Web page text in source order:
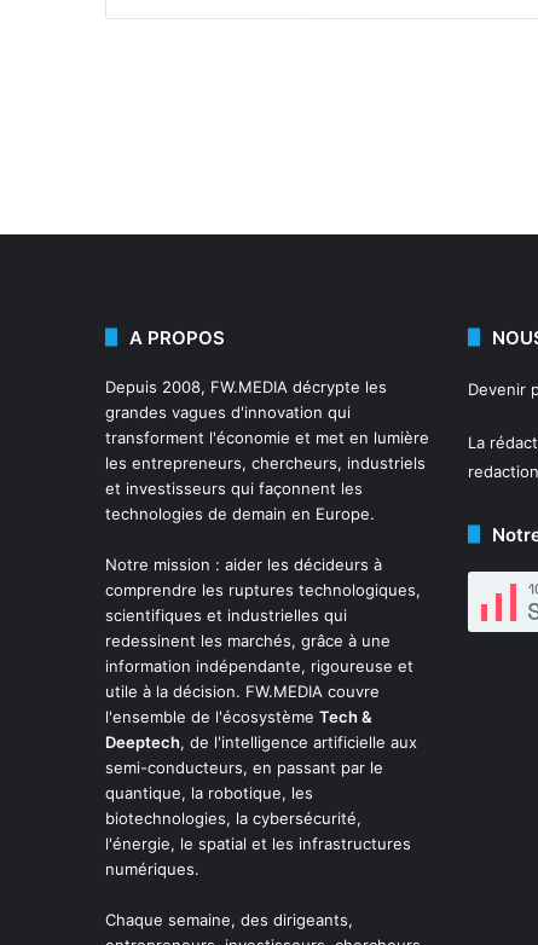
A PROPOS
Depuis 2008, FW.MEDIA décrypte les
grandes vagues d'innovation qui
transforment l'économie et met en lumière
les entrepreneurs, chercheurs, industriels
et investisseurs qui façonnent les
technologies de demain en Europe.
Notre mission : aider les décideurs à
comprendre les ruptures technologiques,
scientifiques et industrielles qui
redessinent les marchés, grâce à une
information indépendante, rigoureuse et
utile à la décision. FW.MEDIA couvre
l'ensemble de l'écosystème Tech &
Deeptech, de l'intelligence artificielle aux
semi-conducteurs, en passant par le
quantique, la robotique, les
biotechnologies, la cybersécurité,
l'énergie, le spatial et les infrastructures
numériques.
Chaque semaine, des dirigeants,
Devenir
La